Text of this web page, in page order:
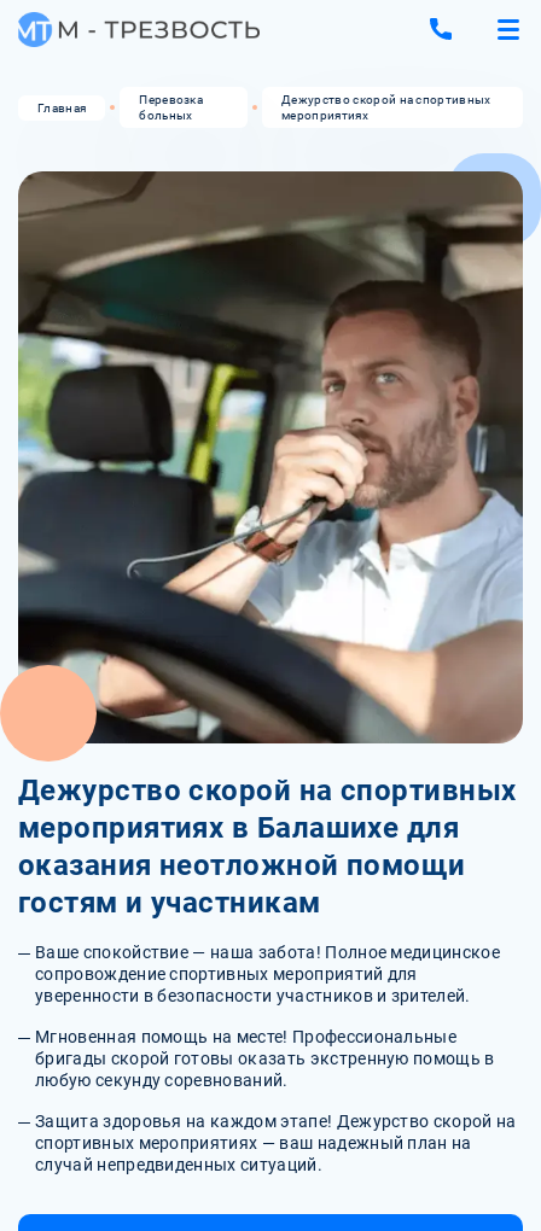
Главная
Перевозка
больных
Дежурство скорой на спортивных
мероприятиях
Дежурство скорой на спортивных
мероприятиях в Балашихе для
оказания неотложной помощи
гостям и участникам
Ваше спокойствие — наша забота! Полное медицинское
сопровождение спортивных мероприятий для
уверенности в безопасности участников и зрителей.
Мгновенная помощь на месте! Профессиональные
бригады скорой готовы оказать экстренную помощь в
любую секунду соревнований.
Защита здоровья на каждом этапе! Дежурство скорой на
спортивных мероприятиях — ваш надежный план на
случай непредвиденных ситуаций.